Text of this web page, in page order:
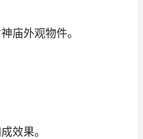
外观物件。
效果。